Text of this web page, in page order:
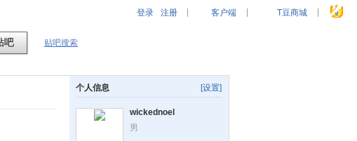
登录 注册 | 客户端 | T豆商城 |
贴吧搜索
[设置]
个人信息
wickednoel
男